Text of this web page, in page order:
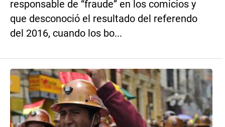
responsable de “fraude” en los comicios y
que desconoció el resultado del referendo
del 2016, cuando los bo...